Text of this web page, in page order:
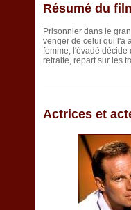
Résumé du
Prisonnier dans le
venger de celui qui l'a
femme, l'évadé décide
retraite, repart sur les
Actrices et